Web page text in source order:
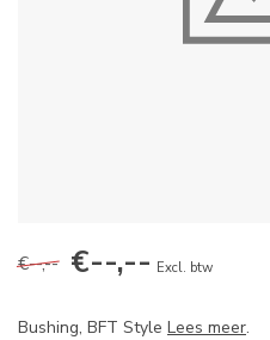
€--,-- €--,-- Excl. btw
Bushing, BFT Style Lees meer.